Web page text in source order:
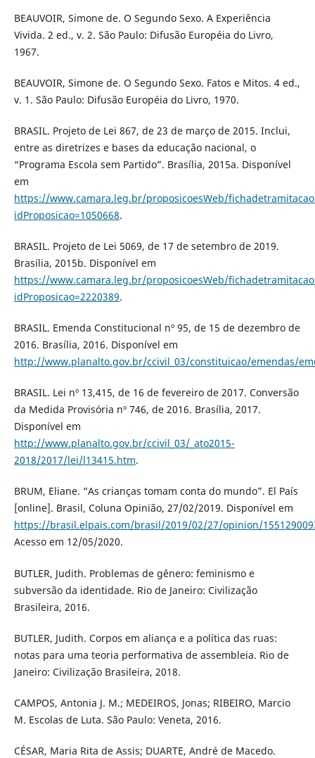
BEAUVOIR, Simone de. O Segundo Sexo. A Experiência
Vivida. 2 ed., v. 2. São Paulo: Difusão Européia do Livro,
1967.
BEAUVOIR, Simone de. O Segundo Sexo. Fatos e Mitos. 4 ed.,
v. 1. São Paulo: Difusão Européia do Livro, 1970.
BRASIL. Projeto de Lei 867, de 23 de março de 2015. Inclui,
entre as diretrizes e bases da educação nacional, o
“Programa Escola sem Partido”. Brasília, 2015a. Disponível
em
https://www.camara.leg.br/proposicoesWeb/
idProposicao=1050668.
BRASIL. Projeto de Lei 5069, de 17 de setembro de 2019.
Brasília, 2015b. Disponível em
https://www.camara.leg.br/proposicoesWeb/
idProposicao=2220389.
BRASIL. Emenda Constitucional nº 95, de 15 de dezembro de
2016. Brasília, 2016. Disponível em
http://www.planalto.gov.br/ccivil_03/constituicao/emendas/emc/
BRASIL. Lei nº 13,415, de 16 de fevereiro de 2017. Conversão
da Medida Provisória nº 746, de 2016. Brasília, 2017.
Disponível em
http://www.planalto.gov.br/ccivil_03/_ato2015-
2018/2017/lei/l13415.htm.
BRUM, Eliane. “As crianças tomam conta do mundo”. El País
[online]. Brasil, Coluna Opinião, 27/02/2019. Disponível em
https://brasil.elpais.com/brasil/2019/02/27/opinion/
Acesso em 12/05/2020.
BUTLER, Judith. Problemas de gênero: feminismo e
subversão da identidade. Rio de Janeiro: Civilização
Brasileira, 2016.
BUTLER, Judith. Corpos em aliança e a política das ruas:
notas para uma teoria performativa de assembleia. Rio de
Janeiro: Civilização Brasileira, 2018.
CAMPOS, Antonia J. M.; MEDEIROS, Jonas; RIBEIRO, Marcio
M. Escolas de Luta. São Paulo: Veneta, 2016.
CÉSAR, Maria Rita de Assis; DUARTE, André de Macedo.